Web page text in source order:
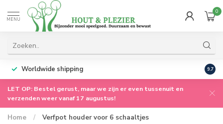
MENU
0
Worldwide shipping 9.7
LET OP: Bestel gerust, maar we zijn er even tussenuit en
verzenden weer vanaf 17 augustus!
Home / Verfpot houder voor 6 schaaltjes